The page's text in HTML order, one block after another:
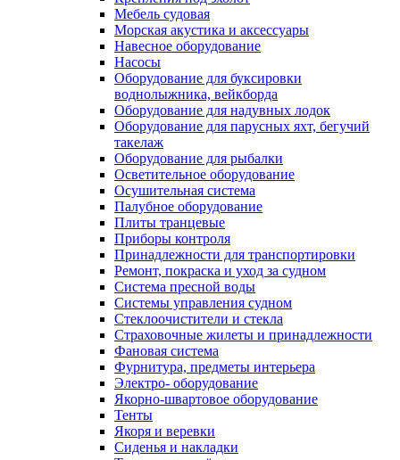
Мебель судовая
Морская акустика и аксессуары
Навесное оборудование
Насосы
Оборудование для буксировки
воднолыжника, вейкборда
Оборудование для надувных лодок
Оборудование для парусных яхт, бегучий
такелаж
Оборудование для рыбалки
Осветительное оборудование
Осушительная система
Палубное оборудование
Плиты транцевые
Приборы контроля
Принадлежности для транспортировки
Ремонт, покраска и уход за судном
Система пресной воды
Системы управления судном
Стеклоочистители и стекла
Страховочные жилеты и принадлежности
Фановая система
Фурнитура, предметы интерьера
Электро- оборудование
Якорно-швартовое оборудование
Тенты
Якоря и веревки
Сиденья и накладки